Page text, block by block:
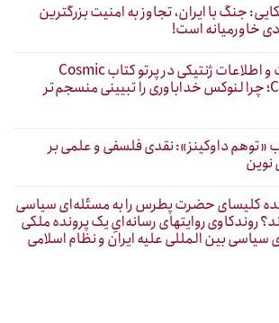
جنگ با ایران، تجاوز به امنیت بزرگترین
خاورمیانه است!
منشأ حیات و اطلاعات ژنتیکی در پرتو کتاب Cosmic
Chemistry؛ چرا لنوکس خداباوری را تبیینی منسجم‌تر
«توهم داوکینز»: نقدی فلسفی و علمی بر
نوین
کلیسای حضرت پطرس را به مسئله‌ای سیاسی
روندکاوی روایتهای رسانه‌ایِ یک پرونده ملکی
سیاسی بین المللی علیه ایران و نظام اسلامی